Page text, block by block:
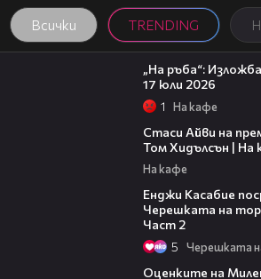
Всички TRENDING
09:09
„На ръба“:
17 юли 2026
1 На кафе
Стаси Айви на
Том Хидълсън | На
На кафе
Енджи Касабие
Черешката на
Част 2
5
Оценките на